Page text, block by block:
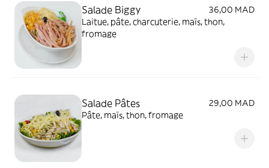
Salade Biggy
36,00 MAD
Laitue, pâte, charcuterie, maïs, thon,
fromage
Salade Pâtes
29,00 MAD
Pâte, maïs, thon, fromage